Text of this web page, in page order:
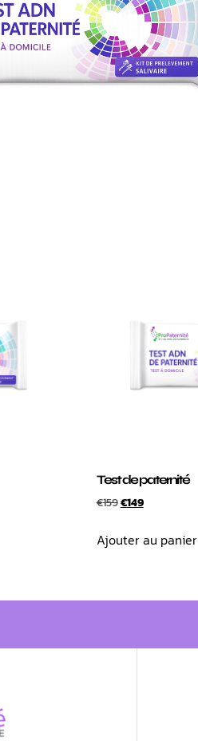
Test de paternité
€159€149
Ajouter au panier